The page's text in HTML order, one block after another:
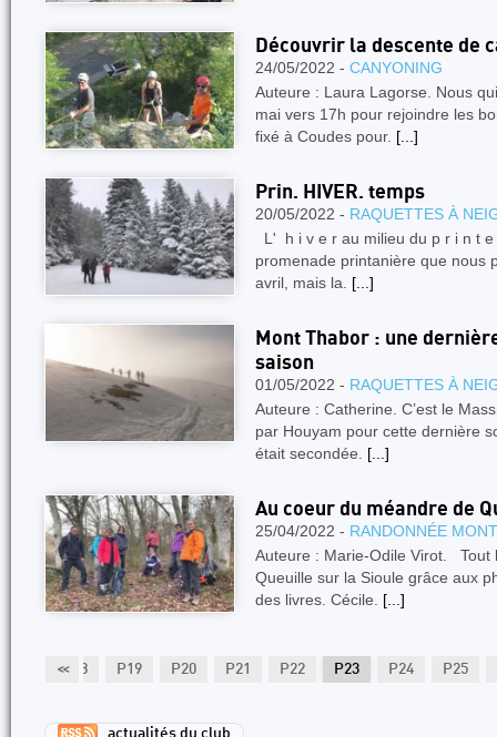
Découvrir la descente de
24/05/2022 - CANYONING
Auteure : Laura Lagorse. Nous
mai vers 17h pour rejoindre les
fixé à Coudes pour. [...]
Prin. HIVER. temps
20/05/2022 - RAQUETTES À
L' h i v e r au milieu du p r i n t
promenade printanière que nous
avril, mais la. [...]
Mont Thabor : une
saison
01/05/2022 - RAQUETTES À
Auteure : Catherine. C’est le
par Houyam pour cette dernière
était secondée. [...]
Au coeur du méandre de
25/04/2022 - RANDONNÉE
Auteure : Marie-Odile Virot. Tout
Queuille sur la Sioule grâce aux
des livres. Cécile. [...]
<<P18 P19 P20 P21 P22 P23 P24 P25
actualités du club